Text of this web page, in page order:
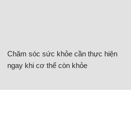
Chăm sóc sức khỏe cần thực hiện
ngay khi cơ thể còn khỏe